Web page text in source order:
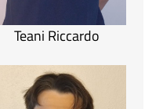
Teani Riccardo